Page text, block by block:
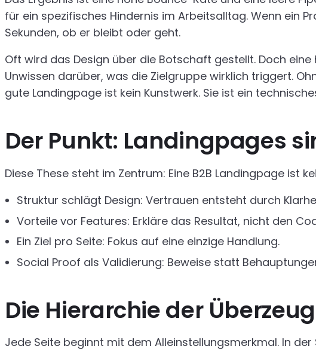
für ein spezifisches Hindernis im Arbeitsalltag. Wenn ein
Sekunden, ob er bleibt oder geht.
Oft wird das Design über die Botschaft gestellt. Doch
Unwissen darüber, was die Zielgruppe wirklich triggert.
gute Landingpage ist kein Kunstwerk. Sie ist ein
Der Punkt: Landingpages
Diese These steht im Zentrum: Eine B2B Landingpage ist
Struktur schlägt Design: Vertrauen entsteht durch
Vorteile vor Features: Erkläre das Resultat, nicht den
Ein Ziel pro Seite: Fokus auf eine einzige Handlung.
Social Proof als Validierung: Beweise statt
Die Hierarchie der
Jede Seite beginnt mit dem Alleinstellungsmerkmal. In